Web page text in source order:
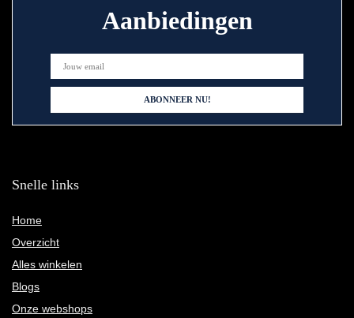
Aanbiedingen
Snelle links
Home
Overzicht
Alles winkelen
Blogs
Onze webshops